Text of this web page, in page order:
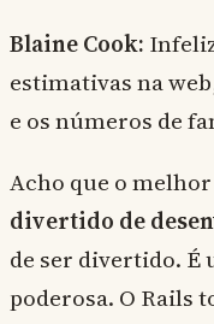
Blaine Cook:
estimativas na
e os números de
Acho que o
divertido de
de ser divertido. É
poderosa. O Rails